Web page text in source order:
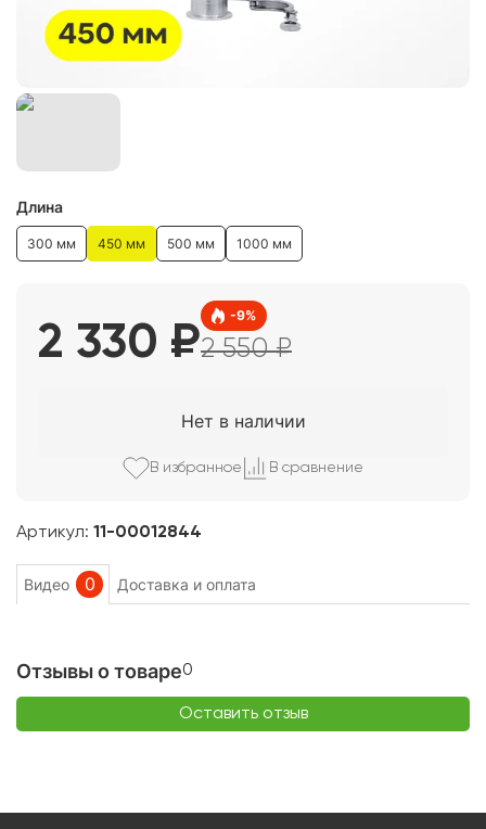
Длина
300 мм 450 мм 500 мм 1000 мм
Артикул: 11-00012844
2 330 ₽
-9%
2 550₽
Нет в наличии
В избранное В сравнение
Видео 0 Доставка и оплата
Отзывы о товаре0
Оставить отзыв